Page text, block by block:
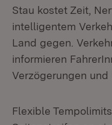
Stau kostet Zeit,
intelligentem
Land gegen.
informieren
Verzögerungen und
Flexible